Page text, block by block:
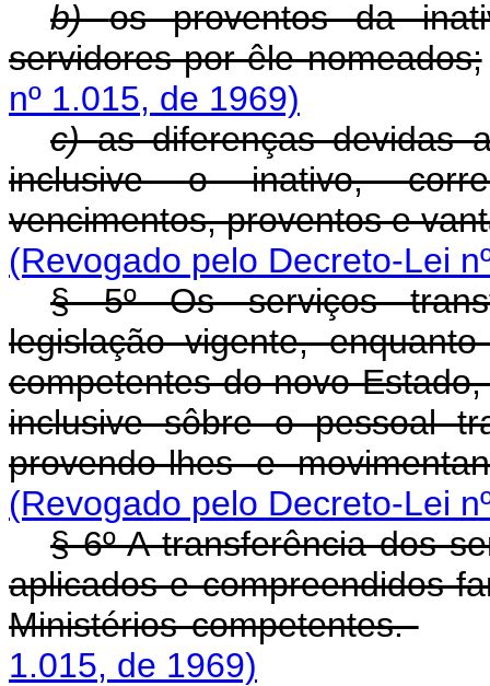
b)os proventos da
servidores por êle nomeados;
nº 1.015, de 1969)
c)as diferenças devidas
inclusive o inativo,
vencimentos, proventos e
(Revogado pelo Decreto-Lei
§ 5º Os serviços
legislação vigente,
competentes do novo
inclusive sôbre o pessoal
provendo-lhes e
(Revogado pelo Decreto-Lei
§ 6º A transferência dos
aplicados e compreendidos
Ministérios competentes.
1.015, de 1969)